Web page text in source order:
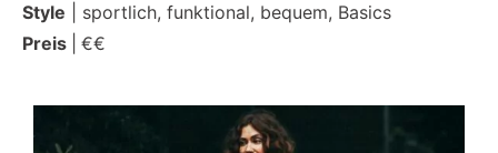
Style | sportlich, funktional, bequem, Basics
Preis
€€